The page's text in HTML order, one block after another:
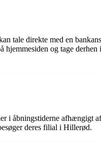
tale direkte med en
og tage derhen
i åbningstiderne afhængigt
deres filial i Hillerød.